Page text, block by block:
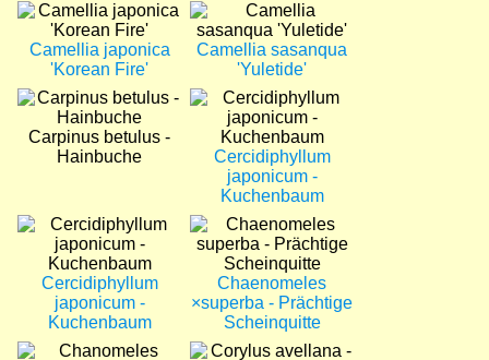
Bild
Camellia japonica
'Korean Fire'
Bild
Camellia sasanqua
'Yuletide'
Bild
Carpinus betulus -
Hainbuche
Bild
Cercidiphyllum
japonicum -
Kuchenbaum
Bild
Cercidiphyllum
japonicum -
Kuchenbaum
Bild
Chaenomeles
×superba - Prächtige
Scheinquitte
Bild
Bild